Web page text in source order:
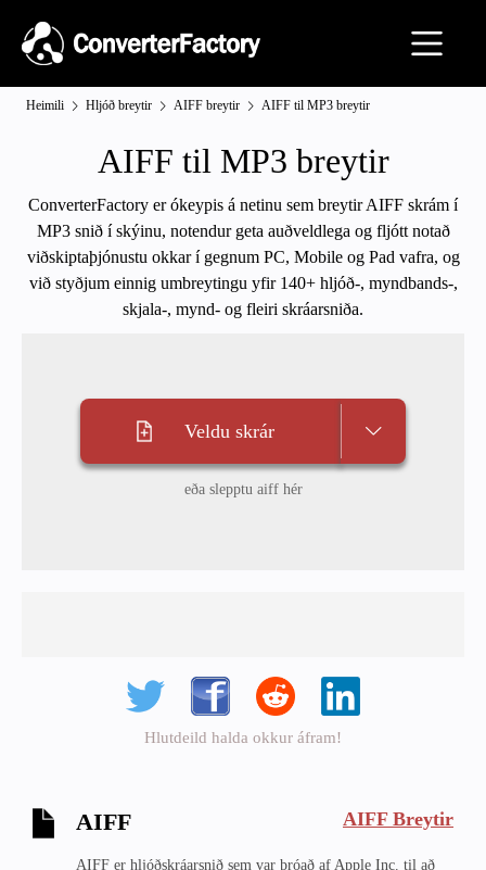
Heimili Hljóð breytir AIFF breytir AIFF til MP3 breytir
AIFF til MP3 breytir
ConverterFactory er ókeypis á netinu sem breytir AIFF skrám í
MP3 snið í skýinu, notendur geta auðveldlega og fljótt notað
viðskiptaþjónustu okkar í gegnum PC, Mobile og Pad vafra, og
við styðjum einnig umbreytingu yfir 140+ hljóð-, myndbands-,
skjala-, mynd- og fleiri skráarsniða.
Veldu skrár
eða slepptu aiff hér
Hlutdeild halda okkur áfram!
AIFF AIFF Breytir
AIFF er hljóðskráarsnið sem var þróað af Apple Inc. til að